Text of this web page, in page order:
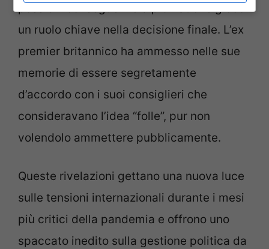
possibili conseguenze diplomatiche giocò
un ruolo chiave nella decisione finale. L’ex
premier britannico ha ammesso nelle sue
memorie di essere segretamente
d’accordo con i suoi consiglieri che
consideravano l’idea “folle”, pur non
volendolo ammettere pubblicamente.
Queste rivelazioni gettano una nuova luce
sulle tensioni internazionali durante i mesi
più critici della pandemia e offrono uno
spaccato inedito sulla gestione politica da